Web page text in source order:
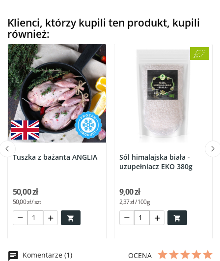
Klienci, którzy kupili ten produkt, kupili
również:
Tuszka z bażanta ANGLIA

50,00 zł
50,00 zł / szt
Sól himalajska biała -
uzupełniacz EKO 380g

9,00 zł
2,37 zł / 100g
Komentarze (1) OCENA